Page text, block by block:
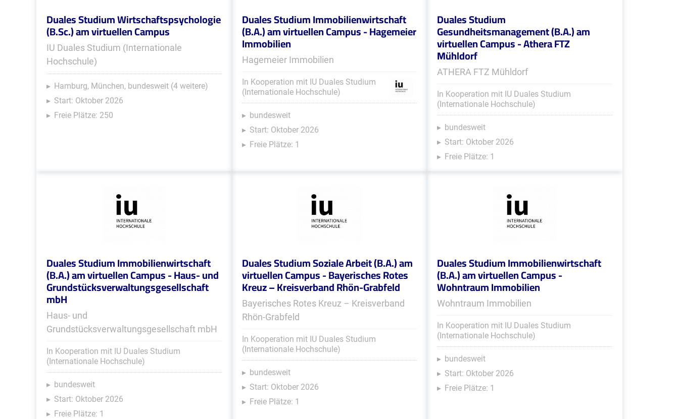
Duales Studium Wirtschaftspsychologie
(B.Sc.) am virtuellen Campus
IU Duales Studium (Internationale
Hochschule)
Hamburg, München, bundesweit (4 weitere)
Start: Oktober 2026
Freie Plätze: 250
Duales Studium Immobilienwirtschaft
(B.A.) am virtuellen Campus - Hagemeier
Immobilien
Hagemeier Immobilien
In Kooperation mit IU Duales Studium
(Internationale Hochschule)
bundesweit
Start: Oktober 2026
Freie Plätze: 1
Duales Studium
Gesundheitsmanagement (B.A.) am
virtuellen Campus - Athera FTZ
Mühldorf
ATHERA FTZ Mühldorf
In Kooperation mit IU Duales Studium
(Internationale Hochschule)
bundesweit
Start: Oktober 2026
Freie Plätze: 1
Duales Studium Immobilienwirtschaft
(B.A.) am virtuellen Campus - Haus- und
Grundstücksverwaltungsgesellschaft
mbH
Haus- und
Grundstücksverwaltungsgesellschaft mbH
In Kooperation mit IU Duales Studium
(Internationale Hochschule)
bundesweit
Start: Oktober 2026
Freie Plätze: 1
Duales Studium Soziale Arbeit (B.A.) am
virtuellen Campus - Bayerisches Rotes
Kreuz – Kreisverband Rhön-Grabfeld
Bayerisches Rotes Kreuz – Kreisverband
Rhön-Grabfeld
In Kooperation mit IU Duales Studium
(Internationale Hochschule)
bundesweit
Start: Oktober 2026
Freie Plätze: 1
Duales Studium Immobilienwirtschaft
(B.A.) am virtuellen Campus -
Wohntraum Immobilien
Wohntraum Immobilien
In Kooperation mit IU Duales Studium
(Internationale Hochschule)
bundesweit
Start: Oktober 2026
Freie Plätze: 1